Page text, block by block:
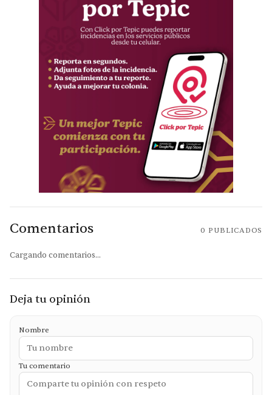
Comentarios 0 PUBLICADOS
Cargando comentarios...
Deja tu opinión
Nombre
Tu comentario